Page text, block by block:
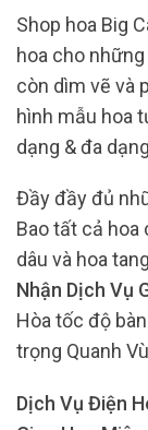
Shop hoa Big
hoa cho
còn dìm vẽ và
hình mẫu hoa
dạng & đa
Đầy đầy đủ
Bao tất cả hoa
dâu và hoa
Nhận Dịch Vụ
Hòa tốc độ
trọng Quanh
Dịch Vụ Điện